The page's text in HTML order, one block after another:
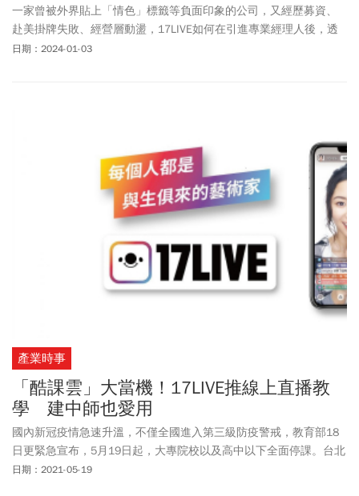
一家曾被外界貼上「情色」標籤等負面印象的公司，又經歷募資、
赴美掛牌失敗、經營層動盪，17LIVE如何在引進專業經理人後，透
過轉型策略改頭換面，一舉成為亞洲直播產業龍頭？
日期：2024-01-03
產業時事
「酷課雲」大當機！17LIVE推線上直播教
學 建中師也愛用
國內新冠疫情急速升溫，不僅全國進入第三級防疫警戒，教育部18
日更緊急宣布，5月19日起，大專院校以及高中以下全面停課。台北
市耕耘線上教學平台多年，養兵千日用在一時，自信喊出「停課不
日期：2021-05-19